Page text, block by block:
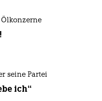
seine Partei
ich“